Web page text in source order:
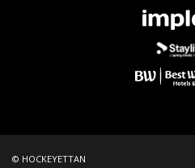
© HOCKEYETTAN